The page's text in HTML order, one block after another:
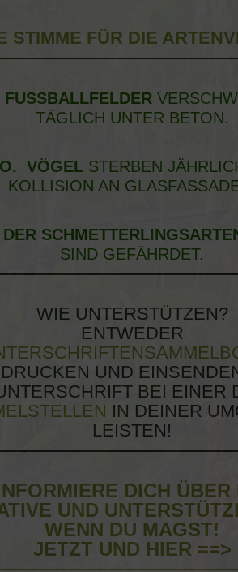
STIMME FÜR DIE
TÄGLICH UNTER BETON.
VÖGELSTERBEN
KOLLISION AN
SIND GEFÄHRDET.
WIE UNTERSTÜTZEN?
ENTWEDER
UND
BEI EINER
IN DEINER
LEISTEN!
DICH ÜBER
UND
WENN DU MAGST!
JETZT UND HIER ==>